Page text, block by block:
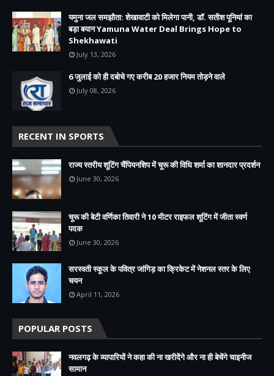
यमुना जल समझौता: शेखावाटी को मिलेगा पानी, डॉ. सतीश पूनियां का
बड़ा बयान Yamuna Water Deal Brings Hope to
Shekhawati
July 13, 2026
6 जुलाई को ही दबोचे गए करीब 20 हजार नियम तोड़ने वाले
July 08, 2026
RECENT IN SPORTS
राज्य स्तरीय शूटिंग चैंपियनशिप में चूरू की विधि शर्मा का शानदार प्रदर्शन
June 30, 2026
चूरू की बेटी वर्णिका तिवारी ने 10 मीटर राइफल शूटिंग में जीता स्वर्ण
पदक
June 30, 2026
सरस्वती स्कूल के पवित्र जांगिड़ का क्रिकेट में नेशनल स्तर के लिए
चयन
April 11, 2026
POPULAR POSTS
नवलगढ़ के व्यापारियों ने कहा की ना खरीदेंगे और ना ही बेचेंगे चाइनीज
सामान